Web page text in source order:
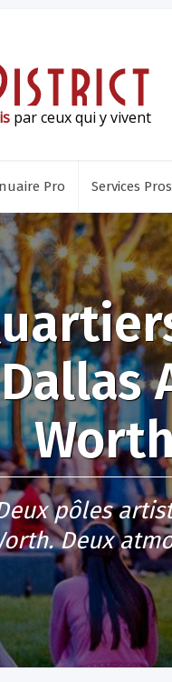
par ceux qui y vivent
Pro Services Pros
Dallas
pôles
Deux